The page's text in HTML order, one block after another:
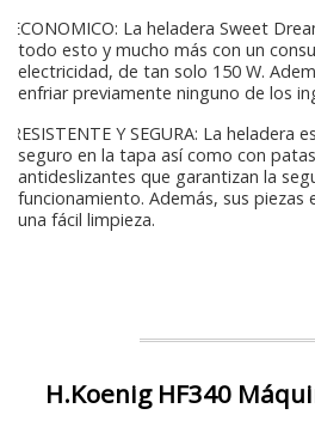
ECONOMICO: La heladera Sweet
todo esto y mucho más con un
electricidad, de tan solo 150 W.
enfriar previamente ninguno de los
RESISTENTE Y SEGURA: La heladera
seguro en la tapa así como con
antideslizantes que garantizan la
funcionamiento. Además, sus piezas
una fácil limpieza.
H.Koenig HF340